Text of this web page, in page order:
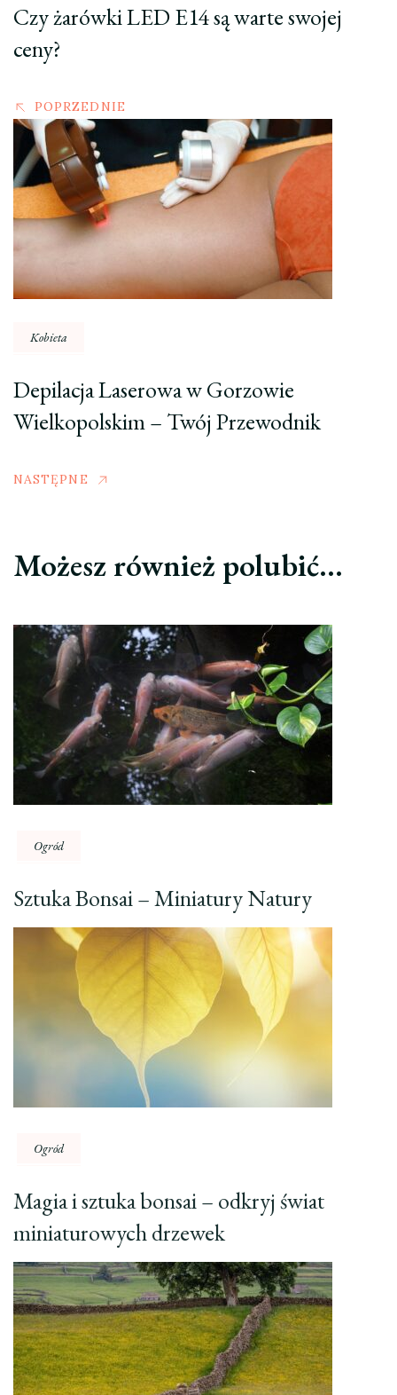
Czy żarówki LED E14 są warte swojej
ceny?
POPRZEDNIE
Kobieta
Depilacja Laserowa w Gorzowie
Wielkopolskim – Twój Przewodnik
NASTĘPNE
Możesz również polubić…
Ogród
Sztuka Bonsai – Miniatury Natury
Ogród
Magia i sztuka bonsai – odkryj świat
miniaturowych drzewek